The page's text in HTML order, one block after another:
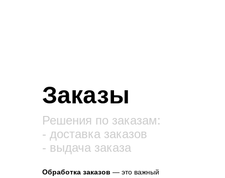
Заказы
Обработка заказов — это важный
Решения по заказам:
- доставка заказов
- выдача заказа